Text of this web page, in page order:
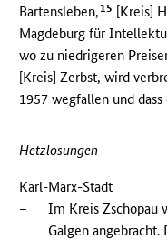
Bartensleben,15 [Kreis]
Magdeburg für
wo zu niedrigeren
[Kreis] Zerbst, wird
1957 wegfallen und dass
Hetzlosungen
Karl-Marx-Stadt
–
Im Kreis Zschopau
Galgen